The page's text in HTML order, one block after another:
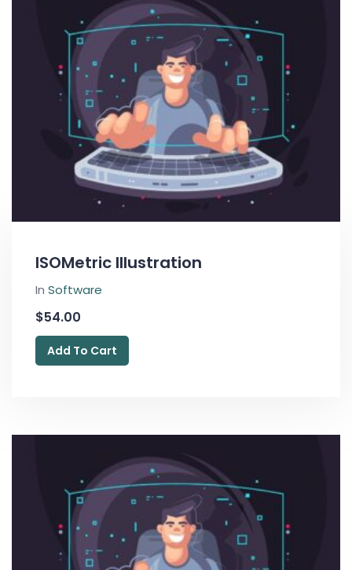
ISOMetric Illustration
In Software
$54.00
Add To Cart